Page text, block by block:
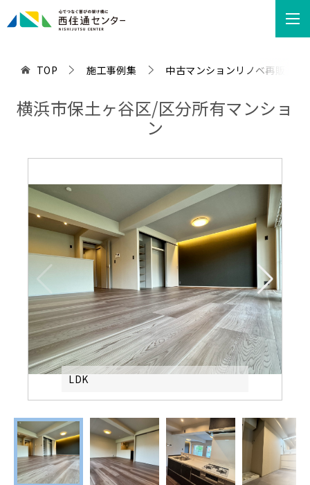
TOP 施工事例集 中古マンションリノベ再販
横浜市保土ヶ谷区/区分所有マンショ
ン
LDK